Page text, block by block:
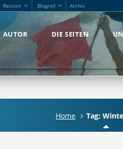
Ressort Blogroll Archiv
AUTOR DIE SEITEN
Home Tag:
Ressort Blogroll Archiv
AUTOR DIE SEITEN